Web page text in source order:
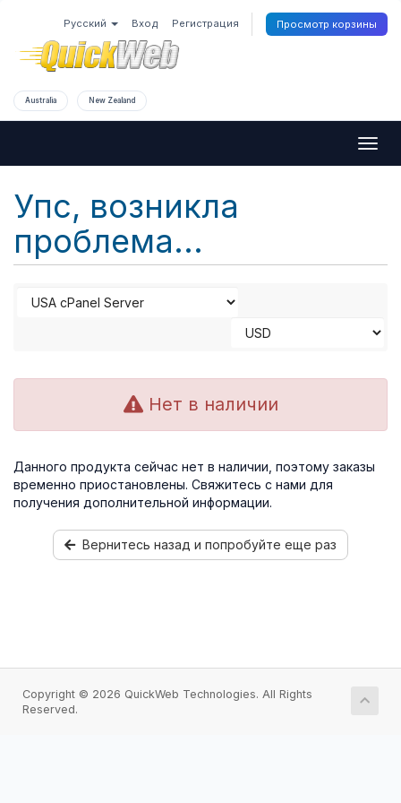
Русский Вход Регистрация Просмотр корзины
Australia New Zealand
Упс, возникла
проблема...
Нет в наличии
Данного продукта сейчас нет в наличии, поэтому заказы
временно приостановлены. Свяжитесь с нами для
получения дополнительной информации.
Вернитесь назад и попробуйте еще раз
Copyright © 2026 QuickWeb Technologies. All Rights
Reserved.